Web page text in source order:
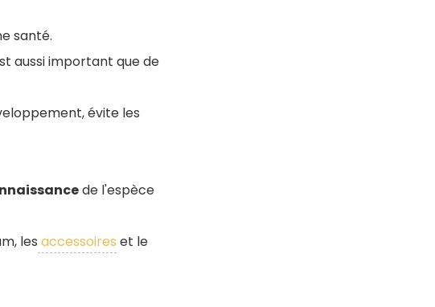
santé.
aussi important que de
évite les
de l'espèce
les accessoires et le